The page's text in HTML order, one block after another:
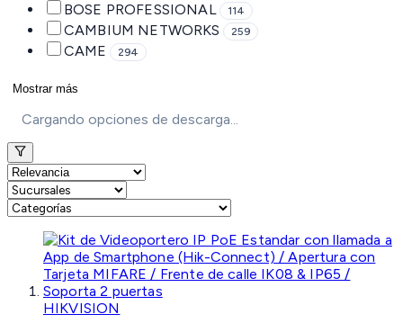
BOSE PROFESSIONAL 114
CAMBIUM NETWORKS 259
CAME 294
Mostrar más
Cargando opciones de descarga...
HIKVISION